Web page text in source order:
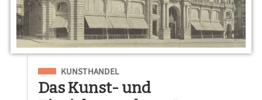
Eingeordnet unter
KUNSTHANDEL
Das Kunst- und